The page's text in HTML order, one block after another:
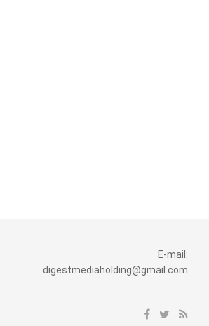
E-mail:
digestmediaholding@gmail.com